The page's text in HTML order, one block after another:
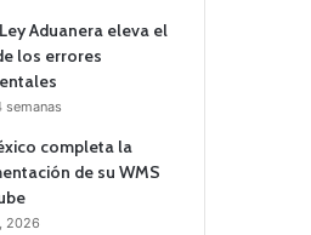
Aduanera eleva el
los errores
semanas
completa la
de su WMS
2026